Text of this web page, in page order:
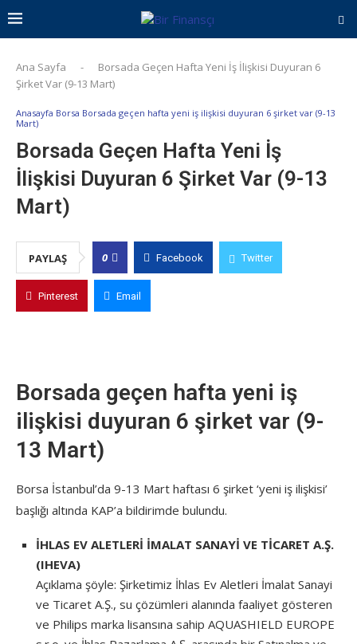
Ana Sayfa -
Borsada Geçen Hafta Yeni İş İlişkisi Duyuran 6
Şirket Var (9-13 Mart)
Anasayfa Borsa Borsada geçen hafta yeni iş ilişkisi duyuran 6 şirket var (9-13
Mart)
Borsada Geçen Hafta Yeni İş
İlişkisi Duyuran 6 Şirket Var (9-13
Mart)
PAYLAŞ 0 Facebook Twitter
Pinterest Email
Borsada geçen hafta yeni iş
ilişkisi duyuran 6 şirket var (9-
13 Mart)
Borsa İstanbul’da 9-13 Mart haftası 6 şirket ‘yeni iş ilişkisi’
başlığı altında KAP’a bildirimde bulundu.
İHLAS EV ALETLERİ İMALAT SANAYİ VE TİCARET A.Ş.
(IHEVA)
Açıklama şöyle: Şirketimiz İhlas Ev Aletleri İmalat Sanayi
ve Ticaret A.Ş., su çözümleri alanında faaliyet gösteren
ve Philips marka lisansına sahip AQUASHIELD EUROPE